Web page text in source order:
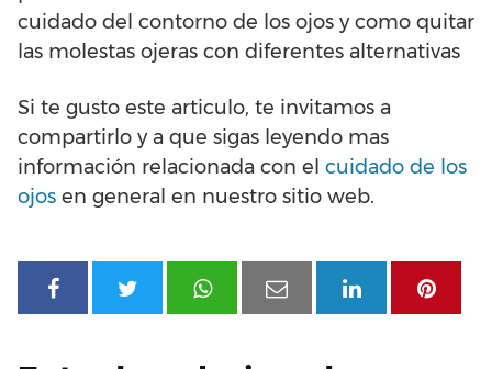
cuidado del contorno de los ojos y como quitar
las molestas ojeras con diferentes alternativas
Si te gusto este articulo, te invitamos a
compartirlo y a que sigas leyendo mas
información relacionada con el cuidado de los
ojos en general en nuestro sitio web.